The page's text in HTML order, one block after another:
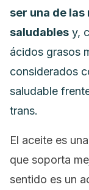
ser una de
saludables y,
ácidos grasos
considerados
saludable
trans.
El aceite es
que soporta
sentido es un